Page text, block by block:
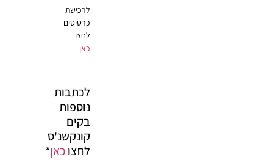
לרכישת
כרטיסים
לכתבות
נוספות
בקים
קונקשנ'ס
לחצוכאן*